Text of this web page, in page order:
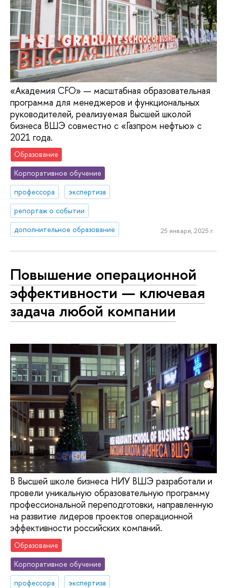
«Академия CFO» — масштабная образовательная
программа для менеджеров и функциональных
руководителей, реализуемая Высшей школой
бизнеса ВШЭ совместно с «Газпром нефтью» с
2021 года.
Образование
Корпоративное обучение
профессора
экспертиза
репортаж о событии
дополнительное образование
25 января, 2025 г.
Повышение операционной
эффективности — ключевая
задача любой компании
В Высшей школе бизнеса НИУ ВШЭ разработали и
провели уникальную образовательную программу
профессиональной переподготовки, направленную
на развитие лидеров проектов операционной
эффективности российских компаний.
Образование
Корпоративное обучение
профессора
экспертиза